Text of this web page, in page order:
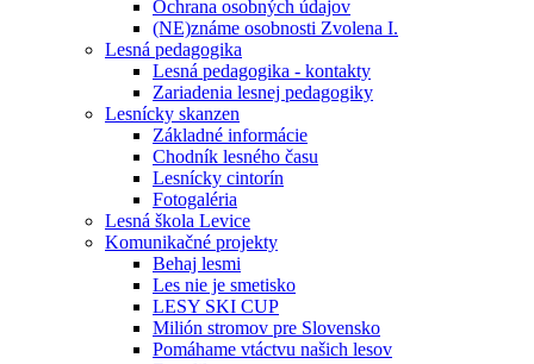
Ochrana osobných údajov
(NE)známe osobnosti Zvolena I.
Lesná pedagogika
Lesná pedagogika - kontakty
Zariadenia lesnej pedagogiky
Lesnícky skanzen
Základné informácie
Chodník lesného času
Lesnícky cintorín
Fotogaléria
Lesná škola Levice
Komunikačné projekty
Behaj lesmi
Les nie je smetisko
LESY SKI CUP
Milión stromov pre Slovensko
Pomáhame vtáctvu našich lesov